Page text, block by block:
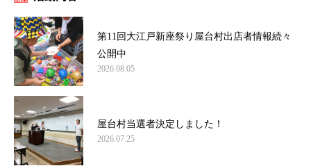
第11回大江戸新座祭り屋台村出店者情報続々
公開中
2026.08.05
屋台村当選者決定しました！
2026.07.25